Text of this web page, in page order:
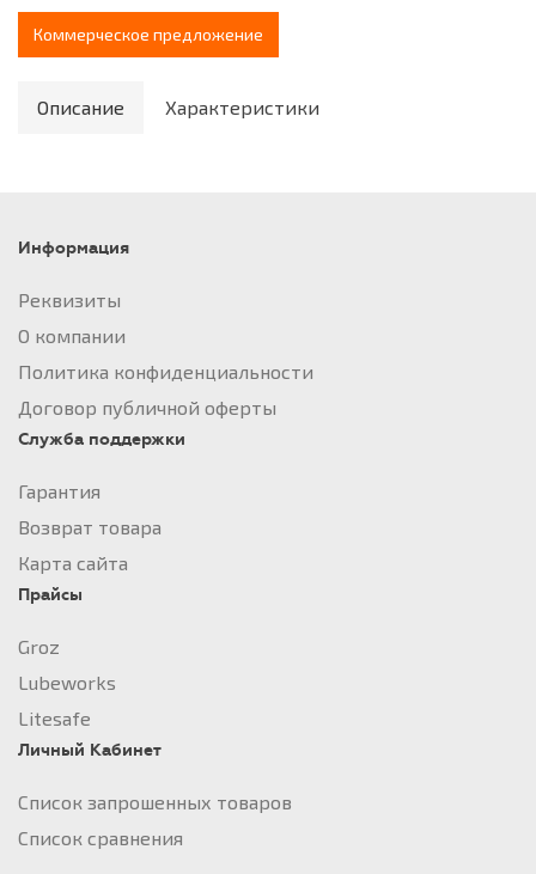
Коммерческое предложение
Описание Характеристики
Информация
Реквизиты
О компании
Политика конфиденциальности
Договор публичной оферты
Служба поддержки
Гарантия
Возврат товара
Карта сайта
Прайсы
Groz
Lubeworks
Litesafe
Личный Кабинет
Список запрошенных товаров
Список сравнения